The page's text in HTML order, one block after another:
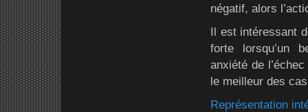
négatif, alors
Il est intéressant
forte lorsqu’un
anxiété de
le meilleur des
Représentation